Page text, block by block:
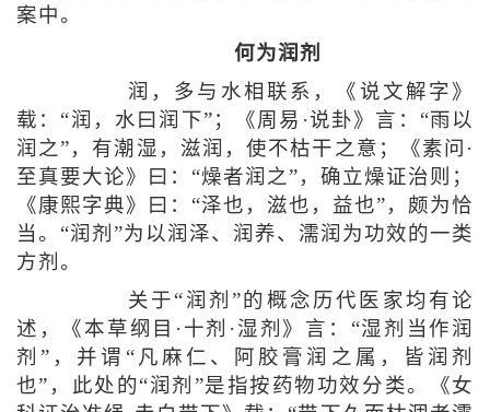
案中。
何为润剂
润，多与水相联系，《说文解字》
载：“润，水曰润下”；《周易·说卦》言：“雨以
润之”，有潮湿，滋润，使不枯干之意；《素问·
至真要大论》曰：“燥者润之”，确立燥证治则；
《康熙字典》曰：“泽也，滋也，益也”，颇为恰
当。“润剂”为以润泽、润养、濡润为功效的一类
方剂。
关于“润剂”的概念历代医家均有论
述，《本草纲目·十剂·湿剂》言：“湿剂当作润
剂”，并谓“凡麻仁、阿胶膏润之属，皆润剂
也”，此处的“润剂”是指按药物功效分类。《女